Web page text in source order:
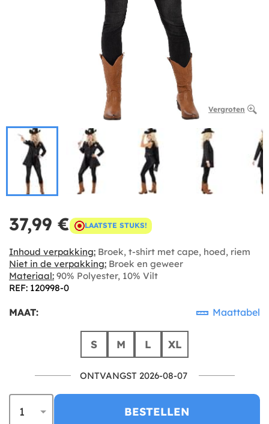
Vergroten
37,99 € LAATSTE STUKS!
Inhoud verpakking: Broek, t-shirt met cape, hoed, riem
Niet in de verpakking: Broek en geweer
Materiaal: 90% Polyester, 10% Vilt
REF: 120998-0
MAAT: Maattabel
S M L XL
ONTVANGST 2026-08-07
BESTELLEN